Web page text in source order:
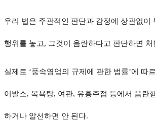
우리 법은 주관적인 판단과 감정에 상관없이
행위를 놓고, 그것이 음란하다고 판단하면 처
실제로 ‘풍속영업의 규제에 관한 법률’에 따
이발소, 목욕탕, 여관, 유흥주점 등에서 음란
하거나 알선하면 안 된다.